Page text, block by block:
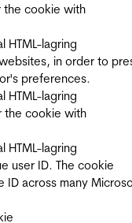
the cookie with
HTML-lagring
in order to
preferences.
HTML-lagring
the cookie with
HTML-lagring
user ID. The cookie
ID across many